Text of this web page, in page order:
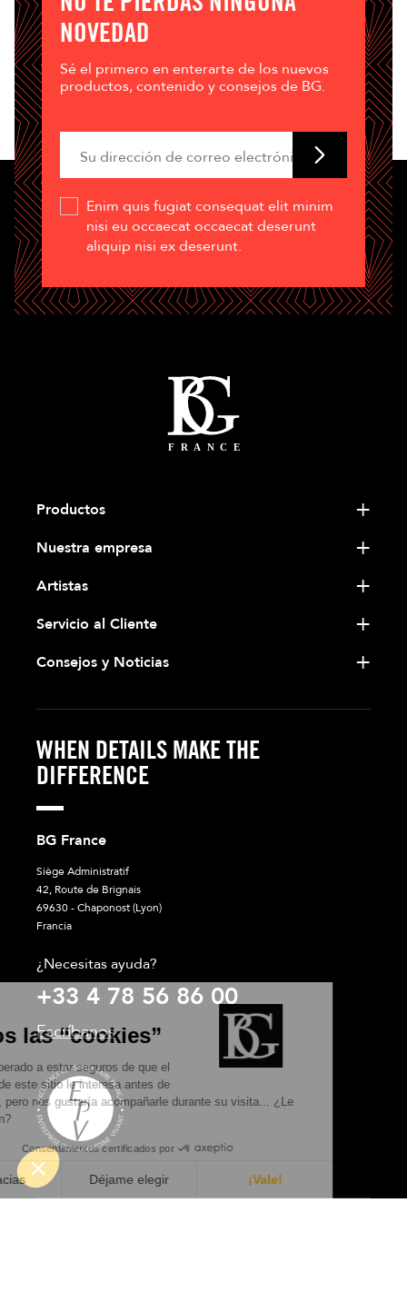
NOVEDAD
Sé el primero en enterarte de los nuevos
productos, contenido y consejos de BG.
Enim quis fugiat consequat elit minim
nisi eu occaecat occaecat deserunt
aliquip nisi ex deserunt.
Productos
Nuestra empresa
Artistas
Servicio al Cliente
Consejos y Noticias
WHEN DETAILS MAKE THE
DIFFERENCE
BG France
Siège Administratif
42, Route de Brignais
69630 - Chaponost (Lyon)
Francia
¿Necesitas ayuda?
+33 4 78 56 86 00
Escríbanos